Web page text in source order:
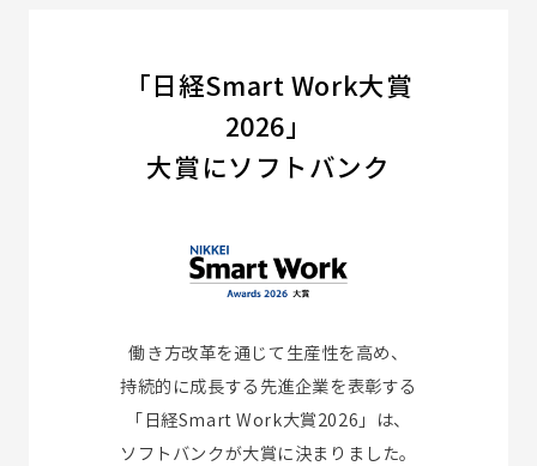
「日経Smart Work大賞
2026」
大賞にソフトバンク
働き方改革を通じて生産性を高め、
持続的に成長する先進企業を表彰する
「日経Smart Work大賞2026」は、
ソフトバンクが大賞に決まりました。